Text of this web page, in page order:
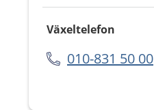
Växeltelefon
010-831 50 00